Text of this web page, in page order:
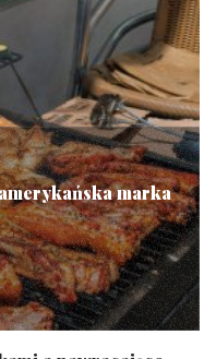
marka